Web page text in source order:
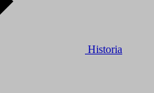
Historia